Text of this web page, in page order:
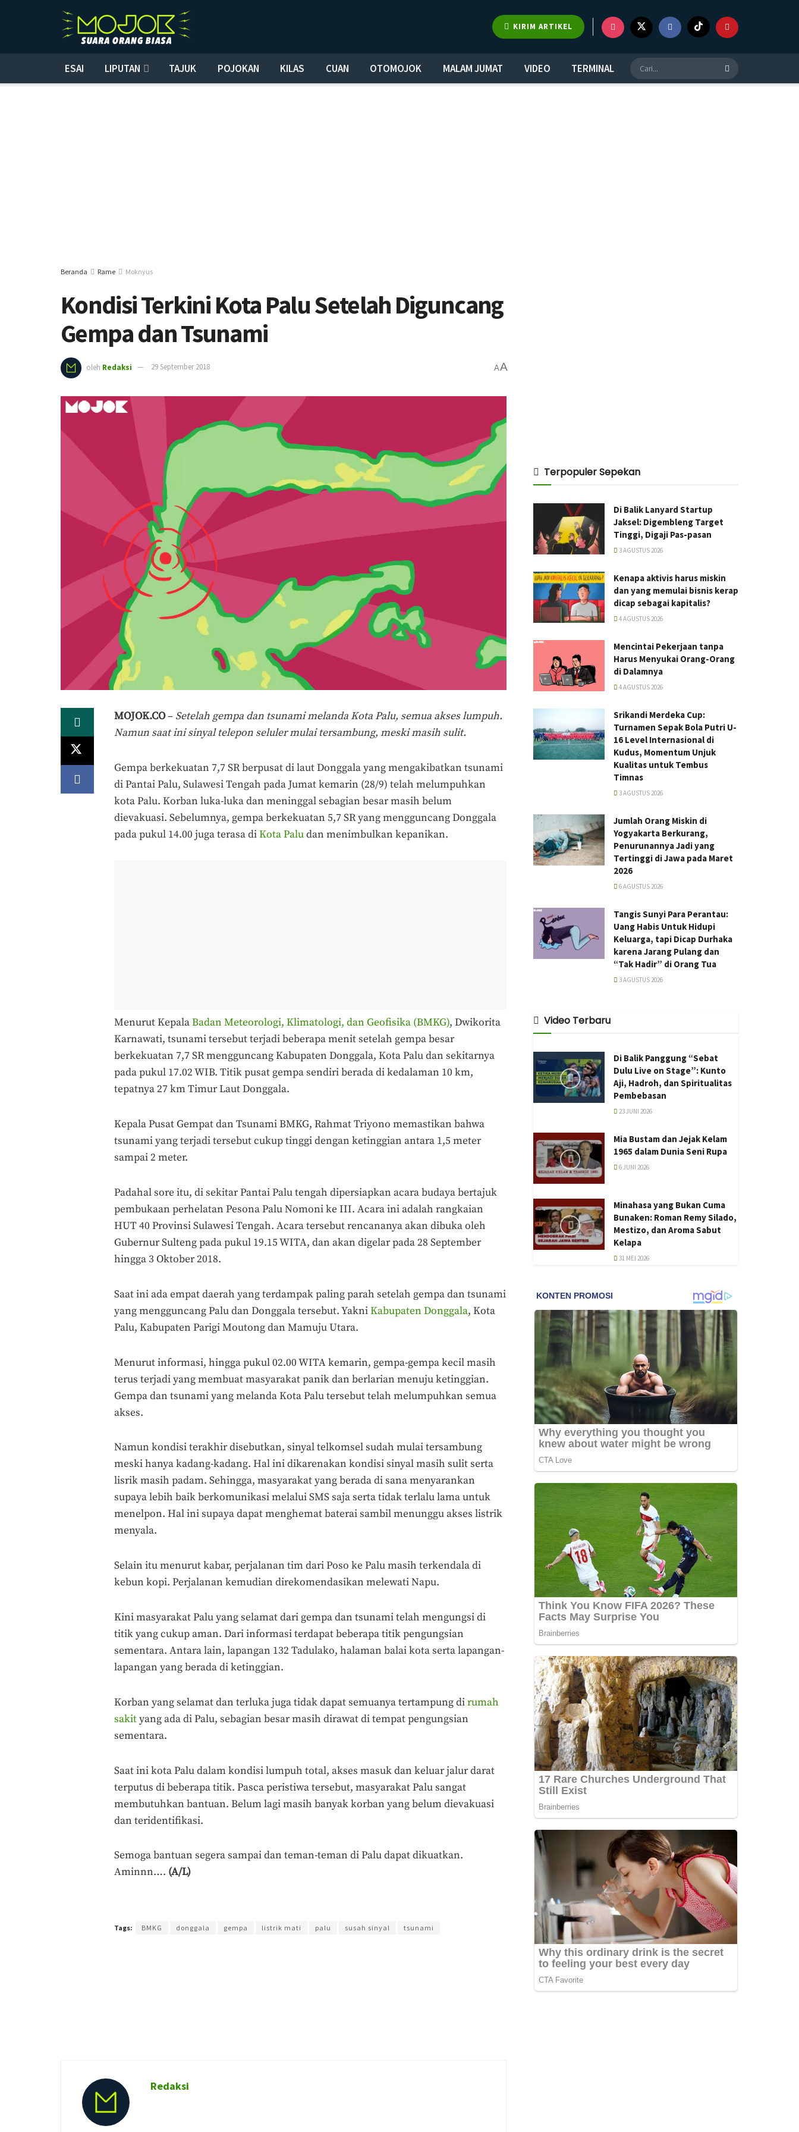
KIRIM ARTIKEL
ESAI LIPUTAN TAJUK POJOKAN KILAS CUAN OTOMOJOK MALAM JUMAT VIDEO TERMINAL
Beranda Rame Moknyus
Kondisi Terkini Kota Palu Setelah Diguncang
Gempa dan Tsunami
oleh Redaksi 29 September 2018 AA
MOJOK.CO– Setelah gempa dan tsunami melanda Kota Palu, semua akses lumpuh.
Namun saat ini sinyal telepon seluler mulai tersambung, meski masih sulit.
Gempa berkekuatan 7,7 SR berpusat di laut Donggala yang mengakibatkan tsunami
di Pantai Palu, Sulawesi Tengah pada Jumat kemarin (28/9) telah melumpuhkan
kota Palu. Korban luka-luka dan meninggal sebagian besar masih belum
dievakuasi. Sebelumnya, gempa berkekuatan 5,7 SR yang mengguncang Donggala
pada pukul 14.00 juga terasa diKota Paludan menimbulkan kepanikan.
Menurut KepalaBadan Meteorologi, Klimatologi, dan Geofisika (BMKG), Dwikorita
Karnawati, tsunami tersebut terjadi beberapa menit setelah gempa besar
berkekuatan 7,7 SR mengguncang Kabupaten Donggala, Kota Palu dan sekitarnya
pada pukul 17.02 WIB. Titik pusat gempa sendiri berada di kedalaman 10 km,
tepatnya 27 km Timur Laut Donggala.
Kepala Pusat Gempat dan Tsunami BMKG, Rahmat Triyono memastikan bahwa
tsunami yang terjadi tersebut cukup tinggi dengan ketinggian antara 1,5 meter
sampai 2 meter.
Padahal sore itu, di sekitar Pantai Palu tengah dipersiapkan acara budaya bertajuk
pembukaan perhelatan Pesona Palu Nomoni ke III. Acara ini adalah rangkaian
HUT 40 Provinsi Sulawesi Tengah. Acara tersebut rencananya akan dibuka oleh
Gubernur Sulteng pada pukul 19.15 WITA, dan akan digelar pada 28 September
hingga 3 Oktober 2018.
Saat ini ada empat daerah yang terdampak paling parah setelah gempa dan tsunami
yang mengguncang Palu dan Donggala tersebut. YakniKabupaten Donggala, Kota
Palu, Kabupaten Parigi Moutong dan Mamuju Utara.
Menurut informasi, hingga pukul 02.00 WITA kemarin, gempa-gempa kecil masih
terus terjadi yang membuat masyarakat panik dan berlarian menuju ketinggian.
Gempa dan tsunami yang melanda Kota Palu tersebut telah melumpuhkan semua
akses.
Namun kondisi terakhir disebutkan, sinyal telkomsel sudah mulai tersambung
meski hanya kadang-kadang. Hal ini dikarenakan kondisi sinyal masih sulit serta
lisrik masih padam. Sehingga, masyarakat yang berada di sana menyarankan
supaya lebih baik berkomunikasi melalui SMS saja serta tidak terlalu lama untuk
menelpon. Hal ini supaya dapat menghemat baterai sambil menunggu akses listrik
menyala.
Selain itu menurut kabar, perjalanan tim dari Poso ke Palu masih terkendala di
kebun kopi. Perjalanan kemudian direkomendasikan melewati Napu.
Kini masyarakat Palu yang selamat dari gempa dan tsunami telah mengungsi di
titik yang cukup aman. Dari informasi terdapat beberapa titik pengungsian
sementara. Antara lain, lapangan 132 Tadulako, halaman balai kota serta lapangan-
lapangan yang berada di ketinggian.
Korban yang selamat dan terluka juga tidak dapat semuanya tertampung dirumah
sakityang ada di Palu, sebagian besar masih dirawat di tempat pengungsian
sementara.
Saat ini kota Palu dalam kondisi lumpuh total, akses masuk dan keluar jalur darat
terputus di beberapa titik. Pasca peristiwa tersebut, masyarakat Palu sangat
membutuhkan bantuan. Belum lagi masih banyak korban yang belum dievakuasi
dan teridentifikasi.
Semoga bantuan segera sampai dan teman-teman di Palu dapat dikuatkan.
Aminnn…. (A/L)
Tags: BMKG donggala gempa listrik mati palu susah sinyal tsunami
Redaksi
Terpopuler Sepekan
Di Balik Lanyard Startup
Jaksel: Digembleng Target
Tinggi, Digaji Pas-pasan
3 AGUSTUS 2026
Kenapa aktivis harus miskin
dan yang memulai bisnis kerap
dicap sebagai kapitalis?
4 AGUSTUS 2026
Mencintai Pekerjaan tanpa
Harus Menyukai Orang-Orang
di Dalamnya
4 AGUSTUS 2026
Srikandi Merdeka Cup:
Turnamen Sepak Bola Putri U-
16 Level Internasional di
Kudus, Momentum Unjuk
Kualitas untuk Tembus
Timnas
3 AGUSTUS 2026
Jumlah Orang Miskin di
Yogyakarta Berkurang,
Penurunannya Jadi yang
Tertinggi di Jawa pada Maret
2026
6 AGUSTUS 2026
Tangis Sunyi Para Perantau:
Uang Habis Untuk Hidupi
Keluarga, tapi Dicap Durhaka
karena Jarang Pulang dan
“Tak Hadir” di Orang Tua
3 AGUSTUS 2026
Video Terbaru
Di Balik Panggung “Sebat
Dulu Live on Stage”: Kunto
Aji, Hadroh, dan Spiritualitas
Pembebasan
23 JUNI 2026
Mia Bustam dan Jejak Kelam
1965 dalam Dunia Seni Rupa
6 JUNI 2026
Minahasa yang Bukan Cuma
Bunaken: Roman Remy Silado,
Mestizo, dan Aroma Sabut
Kelapa
31 MEI 2026